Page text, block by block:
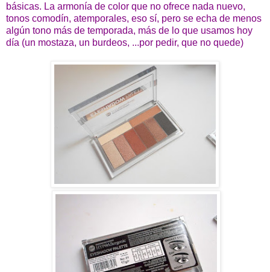
básicas. La armonía de color que no ofrece nada nuevo,
tonos comodín, atemporales, eso sí, pero se echa de menos
algún tono más de temporada, más de lo que usamos hoy
día (un mostaza, un burdeos, ...por pedir, que no quede)